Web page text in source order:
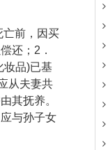
亡前，因买
还； 2 ．
妆品)已基
从夫妻共
其抚养。
与孙子女